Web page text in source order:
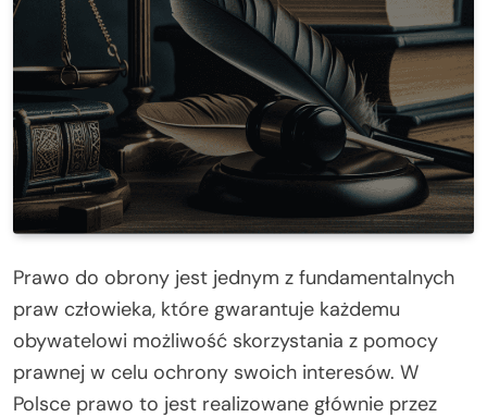
Prawo do obrony jest jednym z fundamentalnych
praw człowieka, które gwarantuje każdemu
obywatelowi możliwość skorzystania z pomocy
prawnej w celu ochrony swoich interesów. W
Polsce prawo to jest realizowane głównie przez